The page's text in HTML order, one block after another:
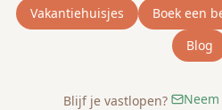
Vakantiehuisjes
Boek een
Blog
Blijf je vastlopen?